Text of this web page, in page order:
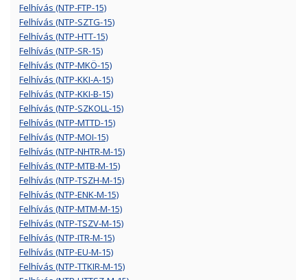
Felhívás (NTP-FTP-15)
Felhívás (NTP-SZTG-15)
Felhívás (NTP-HTT-15)
Felhívás (NTP-SR-15)
Felhívás (NTP-MKÖ-15)
Felhívás (NTP-KKI-A-15)
Felhívás (NTP-KKI-B-15)
Felhívás (NTP-SZKOLL-15)
Felhívás (NTP-MTTD-15)
Felhívás (NTP-MOI-15)
Felhívás (NTP-NHTR-M-15)
Felhívás (NTP-MTB-M-15)
Felhívás (NTP-TSZH-M-15)
Felhívás (NTP-ENK-M-15)
Felhívás (NTP-MTM-M-15)
Felhívás (NTP-TSZV-M-15)
Felhívás (NTP-ITR-M-15)
Felhívás (NTP-EU-M-15)
Felhívás (NTP-TTKIR-M-15)